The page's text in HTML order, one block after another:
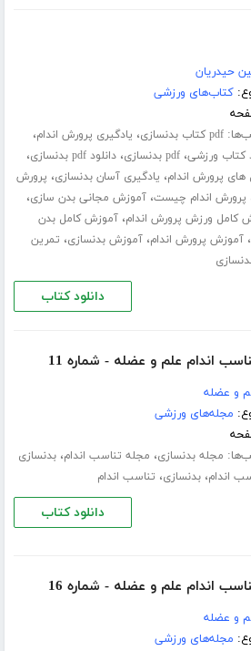
حیدریان
کتاب‌های ورزشی
pdf کتاب بدنسازی ، یادگیری پرورش اندام،
کتاب ورزشی،pdf بدنسازی ،دانلود pdf بدنسازی ،
پرورش اندام، یادگیری آسان بدنسازی، پرورش
پرورش اندام چیست،آموزش مجانی بدن سازی،
کامل ورزش پرورش اندام،آموزش کامل بدن
،آموزش پرورش اندام،آموزش بدنسازی، تمرین
دانلود کتاب
اندام علم و عضله - شماره 11
و عضله
مجله‌های ورزشی
مجله بدنسازی، مجله تناسب اندام،بدنسازی
اندام،بدنسازی، تناسب اندام
دانلود کتاب
اندام علم و عضله - شماره 16
و عضله
مجله‌های ورزشی